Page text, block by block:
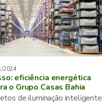
2024
eficiência energética
o Grupo Casas Bahia
de iluminação inteligente